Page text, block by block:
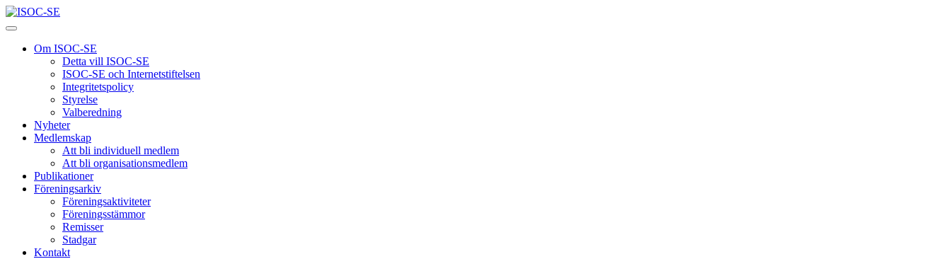
Om ISOC-SE
Detta vill ISOC-SE
ISOC-SE och Internetstiftelsen
Integritetspolicy
Styrelse
Valberedning
Nyheter
Medlemskap
Att bli individuell medlem
Att bli organisationsmedlem
Publikationer
Föreningsarkiv
Föreningsaktiviteter
Föreningsstämmor
Remisser
Stadgar
Kontakt